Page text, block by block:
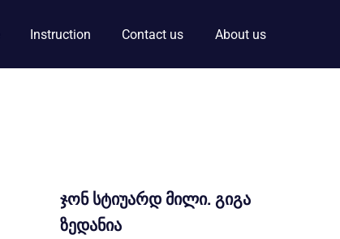
Instruction Contact us About us
ჯონ სტიუარდ მილი. გიგა
ზედანია